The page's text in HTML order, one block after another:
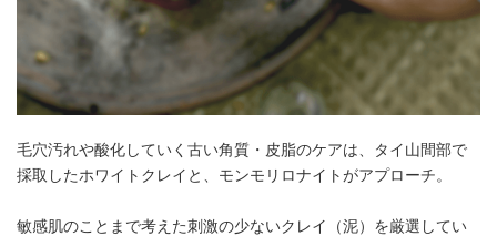
毛穴汚れや酸化していく古い角質・皮脂のケアは、タイ山間部で
採取したホワイトクレイと、モンモリロナイトがアプローチ。
敏感肌のことまで考えた刺激の少ないクレイ（泥）を厳選してい